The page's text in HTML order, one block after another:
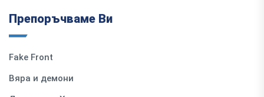
Препоръчваме Ви
Fake Front
Вяра и демони